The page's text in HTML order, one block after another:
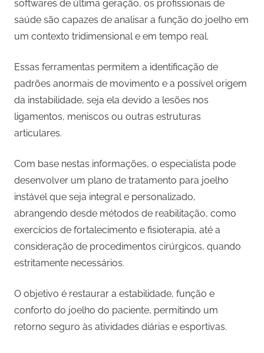
softwares de última geração, os profissionais de
saúde são capazes de analisar a função do joelho em
um contexto tridimensional e em tempo real.
Essas ferramentas permitem a identificação de
padrões anormais de movimento e a possível origem
da instabilidade, seja ela devido a lesões nos
ligamentos, meniscos ou outras estruturas
articulares.
Com base nestas informações, o especialista pode
desenvolver um plano de tratamento para joelho
instável que seja integral e personalizado,
abrangendo desde métodos de reabilitação, como
exercícios de fortalecimento e fisioterapia, até a
consideração de procedimentos cirúrgicos, quando
estritamente necessários.
O objetivo é restaurar a estabilidade, função e
conforto do joelho do paciente, permitindo um
retorno seguro às atividades diárias e esportivas.